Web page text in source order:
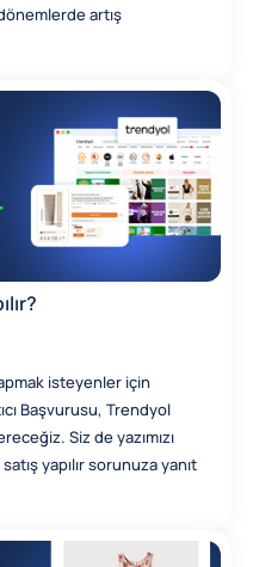
artış
isteyenler için
Başvurusu, Trendyol
Siz de yazımızı
yapılır sorunuza yanıt